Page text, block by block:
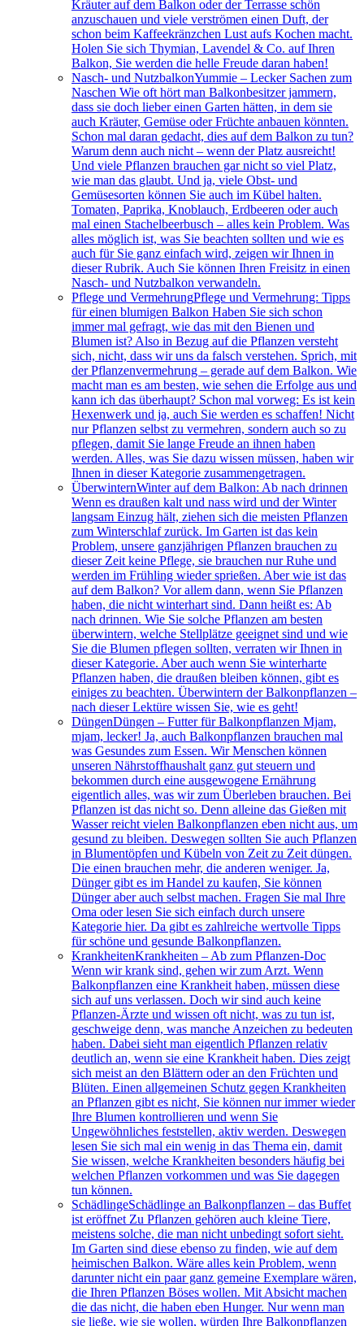
Kräuter auf dem Balkon oder der Terrasse schön
anzuschauen und viele verströmen einen Duft, der
schon beim Kaffeekränzchen Lust aufs Kochen macht.
Holen Sie sich Thymian, Lavendel & Co. auf Ihren
Balkon, Sie werden die helle Freude daran haben!
Nasch- und NutzbalkonYummie – Lecker Sachen zum
Naschen Wie oft hört man Balkonbesitzer jammern,
dass sie doch lieber einen Garten hätten, in dem sie
auch Kräuter, Gemüse oder Früchte anbauen könnten.
Schon mal daran gedacht, dies auf dem Balkon zu tun?
Warum denn auch nicht – wenn der Platz ausreicht!
Und viele Pflanzen brauchen gar nicht so viel Platz,
wie man das glaubt. Und ja, viele Obst- und
Gemüsesorten können Sie auch im Kübel halten.
Tomaten, Paprika, Knoblauch, Erdbeeren oder auch
mal einen Stachelbeerbusch – alles kein Problem. Was
alles möglich ist, was Sie beachten sollten und wie es
auch für Sie ganz einfach wird, zeigen wir Ihnen in
dieser Rubrik. Auch Sie können Ihren Freisitz in einen
Nasch- und Nutzbalkon verwandeln.
Pflege und VermehrungPflege und Vermehrung: Tipps
für einen blumigen Balkon Haben Sie sich schon
immer mal gefragt, wie das mit den Bienen und
Blumen ist? Also in Bezug auf die Pflanzen versteht
sich, nicht, dass wir uns da falsch verstehen. Sprich, mit
der Pflanzenvermehrung – gerade auf dem Balkon. Wie
macht man es am besten, wie sehen die Erfolge aus und
kann ich das überhaupt? Schon mal vorweg: Es ist kein
Hexenwerk und ja, auch Sie werden es schaffen! Nicht
nur Pflanzen selbst zu vermehren, sondern auch so zu
pflegen, damit Sie lange Freude an ihnen haben
werden. Alles, was Sie dazu wissen müssen, haben wir
Ihnen in dieser Kategorie zusammengetragen.
ÜberwinternWinter auf dem Balkon: Ab nach drinnen
Wenn es draußen kalt und nass wird und der Winter
langsam Einzug hält, ziehen sich die meisten Pflanzen
zum Winterschlaf zurück. Im Garten ist das kein
Problem, unsere ganzjährigen Pflanzen brauchen zu
dieser Zeit keine Pflege, sie brauchen nur Ruhe und
werden im Frühling wieder sprießen. Aber wie ist das
auf dem Balkon? Vor allem dann, wenn Sie Pflanzen
haben, die nicht winterhart sind. Dann heißt es: Ab
nach drinnen. Wie Sie solche Pflanzen am besten
überwintern, welche Stellplätze geeignet sind und wie
Sie die Blumen pflegen sollten, verraten wir Ihnen in
dieser Kategorie. Aber auch wenn Sie winterharte
Pflanzen haben, die draußen bleiben können, gibt es
einiges zu beachten. Überwintern der Balkonpflanzen –
nach dieser Lektüre wissen Sie, wie es geht!
DüngenDüngen – Futter für Balkonpflanzen Mjam,
mjam, lecker! Ja, auch Balkonpflanzen brauchen mal
was Gesundes zum Essen. Wir Menschen können
unseren Nährstoffhaushalt ganz gut steuern und
bekommen durch eine ausgewogene Ernährung
eigentlich alles, was wir zum Überleben brauchen. Bei
Pflanzen ist das nicht so. Denn alleine das Gießen mit
Wasser reicht vielen Balkonpflanzen eben nicht aus, um
gesund zu bleiben. Deswegen sollten Sie auch Pflanzen
in Blumentöpfen und Kübeln von Zeit zu Zeit düngen.
Die einen brauchen mehr, die anderen weniger. Ja,
Dünger gibt es im Handel zu kaufen, Sie können
Dünger aber auch selbst machen. Fragen Sie mal Ihre
Oma oder lesen Sie sich einfach durch unsere
Kategorie hier. Da gibt es zahlreiche wertvolle Tipps
für schöne und gesunde Balkonpflanzen.
KrankheitenKrankheiten – Ab zum Pflanzen-Doc
Wenn wir krank sind, gehen wir zum Arzt. Wenn
Balkonpflanzen eine Krankheit haben, müssen diese
sich auf uns verlassen. Doch wir sind auch keine
Pflanzen-Ärzte und wissen oft nicht, was zu tun ist,
geschweige denn, was manche Anzeichen zu bedeuten
haben. Dabei sieht man eigentlich Pflanzen relativ
deutlich an, wenn sie eine Krankheit haben. Dies zeigt
sich meist an den Blättern oder an den Früchten und
Blüten. Einen allgemeinen Schutz gegen Krankheiten
an Pflanzen gibt es nicht, Sie können nur immer wieder
Ihre Blumen kontrollieren und wenn Sie
Ungewöhnliches feststellen, aktiv werden. Deswegen
lesen Sie sich mal ein wenig in das Thema ein, damit
Sie wissen, welche Krankheiten besonders häufig bei
welchen Pflanzen vorkommen und was Sie dagegen
tun können.
SchädlingeSchädlinge an Balkonpflanzen – das Buffet
ist eröffnet Zu Pflanzen gehören auch kleine Tiere,
meistens solche, die man nicht unbedingt sofort sieht.
Im Garten sind diese ebenso zu finden, wie auf dem
heimischen Balkon. Wäre alles kein Problem, wenn
darunter nicht ein paar ganz gemeine Exemplare wären,
die Ihren Pflanzen Böses wollen. Mit Absicht machen
die das nicht, die haben eben Hunger. Nur wenn man
sie ließe, wie sie wollen, würden Ihre Balkonpflanzen